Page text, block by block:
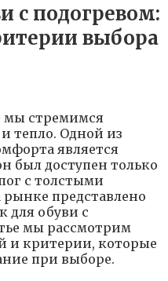
с подогревом:
выбора
мы стремимся
тепло. Одной из
является
был доступен только
с толстыми
представлено
для обуви с
мы рассмотрим
и критерии, которые
при выборе.